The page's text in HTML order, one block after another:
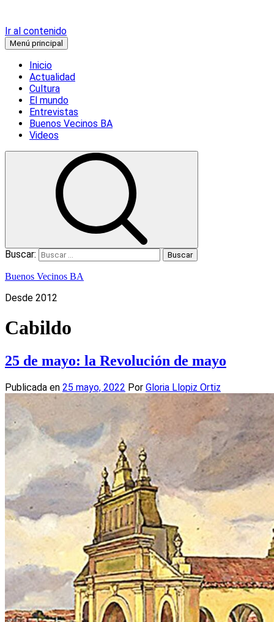
Ir al contenido
Menú principal
Inicio
Actualidad
Cultura
El mundo
Entrevistas
Buenos Vecinos BA
Videos
Buscar:
Buenos Vecinos BA
Desde 2012
Cabildo
25 de mayo: la Revolución de mayo
Publicada en 25 mayo, 2022 Por Gloria Llopiz Ortiz